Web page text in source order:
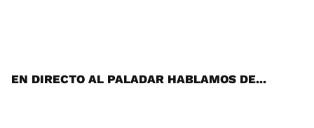
EN DIRECTO AL PALADAR HABLAMOS DE...